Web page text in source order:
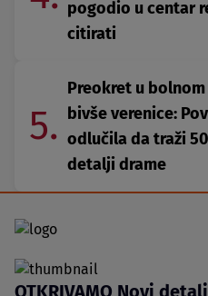
pogodio u centar
citirati
5.
Preokret u
bivše verenice:
odlučila da traži
detalji drame
OTKRIVAMO Novi